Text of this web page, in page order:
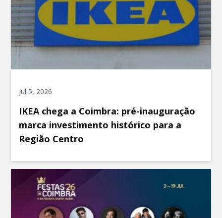
jul 5, 2026
IKEA chega a Coimbra: pré-inauguração
marca investimento histórico para a
Região Centro